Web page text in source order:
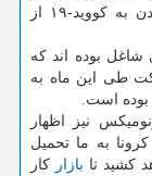
شهروندان این کشور جان خودرا بر اثر مبتلاشدن به کووید-۱۹ از
هزار آمریکایی شاغل بوده اند که
طی این ماه به
نیز اظهار
به ما تحمیل
کشید تا بازار کار